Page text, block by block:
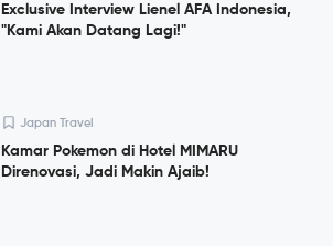
Exclusive Interview Lienel AFA Indonesia,
"Kami Akan Datang Lagi!"
Japan Travel
Kamar Pokemon di Hotel MIMARU
Direnovasi, Jadi Makin Ajaib!